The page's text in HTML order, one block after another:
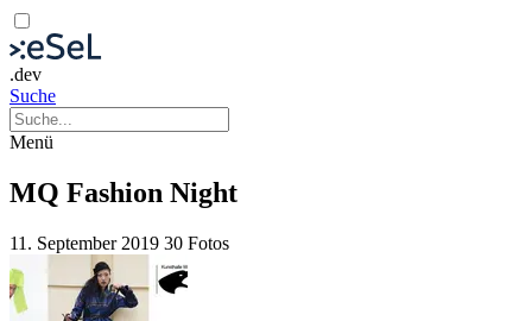
.dev
Suche
Menü
MQ Fashion Night
11. September 2019 30 Fotos